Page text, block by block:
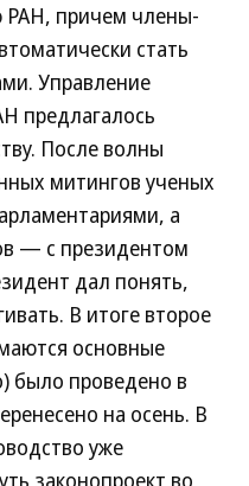
РАН, причем члены-
стать
Управление
предлагалось
После волны
митингов ученых
а
— с президентом
дал понять,
В итоге второе
основные
было проведено в
на осень. В
уже
законопроект во